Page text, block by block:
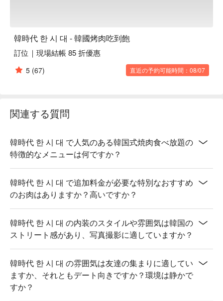
【海鮮煎餅】海味鮮美，外皮金黃酥脆
【韓式水拌冷麵】麵條勁道，湯汁清爽解膩
【蔘雞湯】藥膳滋補，湯頭濃郁
【梅花豬】肉質滑嫩，帶有自然甜味
【無骨雞腿】嫩滑多汁，香味四溢
【烤豬皮】外酥內嫩，口感彈牙
【帶骨牛小排】肉質鮮嫩，香氣逼人
【涼拌辣鮮蚵】鮮嫩入味，微辣開胃
【韓式水冷麵】清爽解膩，麵條 Q 彈
【拔絲地瓜】外酥內軟，甜而不膩
💡 未成年請勿飲酒；禁止酒駕
韓時代 한 시 대 - 韓國烤肉吃到飽
訂位｜現場結帳 85 折優惠
5 (67) 直近の予約可能時間：08/07
関連する質問
韓時代 한 시 대 で人気のある韓国式焼肉食べ放題の
特徴的なメニューは何ですか？
韓時代 한 시 대 で追加料金が必要な特別なおすすめ
のお肉はありますか？高いですか？
韓時代 한 시 대 の内装のスタイルや雰囲気は韓国の
ストリート感があり、写真撮影に適していますか？
韓時代 한 시 대 の雰囲気は友達の集まりに適してい
ますか、それともデート向きですか？環境は静かで
すか？